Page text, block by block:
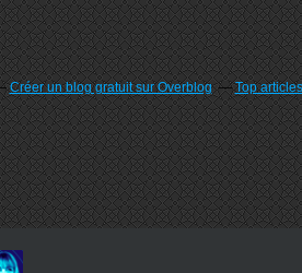
Créer un blog gratuit sur Overblog Top articles